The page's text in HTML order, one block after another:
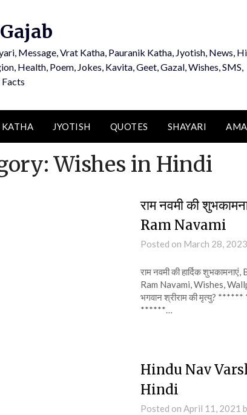
Message, Vrat Katha, Pauranik Katha, Jyotish, News,
Health, Poem, Jokes, Kavita, Geet, Gazal, Wishes, SMS,
JYOTISH QUOTES SHAYARI
Wishes in Hindi
राम नवमी की
Ram Navami
Posted on March 28, 2023
राम नवमी की हार्दिक
Ram Navami, Wishes,
भगवान श्रीराम की मृत्यु?
******…
Hindu Nav
Hindi
Posted on April 11, 2021